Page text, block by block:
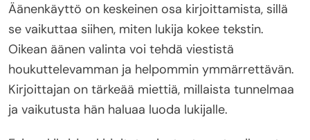
Äänenkäyttö on keskeinen osa kirjoittamista, sillä
se vaikuttaa siihen, miten lukija kokee tekstin.
Oikean äänen valinta voi tehdä viestistä
houkuttelevamman ja helpommin ymmärrettävän.
Kirjoittajan on tärkeää miettiä, millaista tunnelmaa
ja vaikutusta hän haluaa luoda lukijalle.